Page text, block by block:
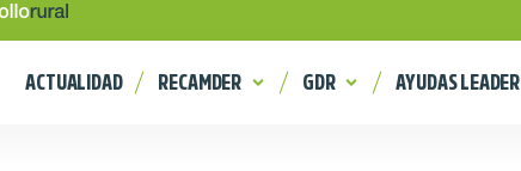
ACTUALIDAD RECAMDER GDR AYUDAS LEADER